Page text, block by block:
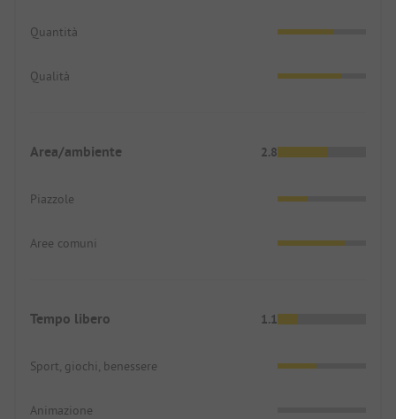
Quantità
Qualità
Area/ambiente 2.8
Piazzole
Aree comuni
Tempo libero 1.1
Sport, giochi, benessere
Animazione